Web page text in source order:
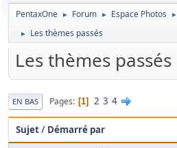
PentaxOne ► Forum ► Espace Photos ►
► Les thèmes passés
Les thèmes passés
EN BAS Pages 1 2 3 4
Sujet/ Démarré par